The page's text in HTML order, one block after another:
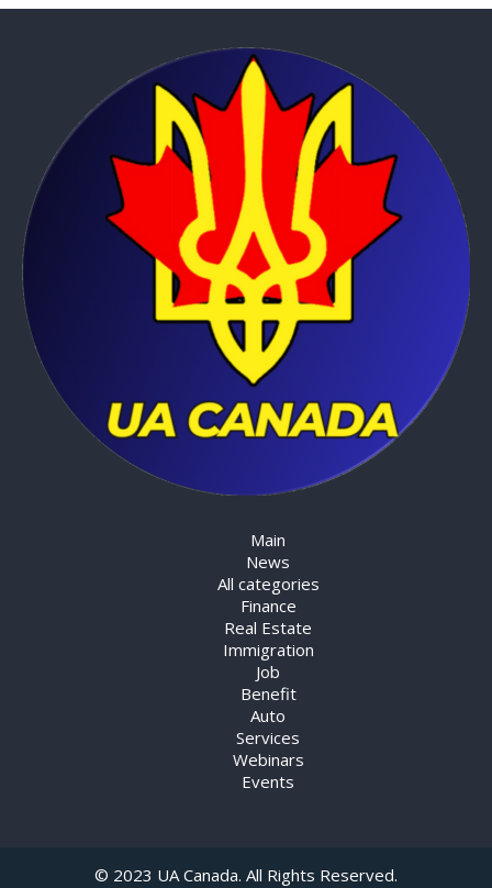
Main
News
All categories
Finance
Real Estate
Immigration
Job
Benefit
Auto
Services
Webinars
Events
© 2023 UA Canada. All Rights Reserved.